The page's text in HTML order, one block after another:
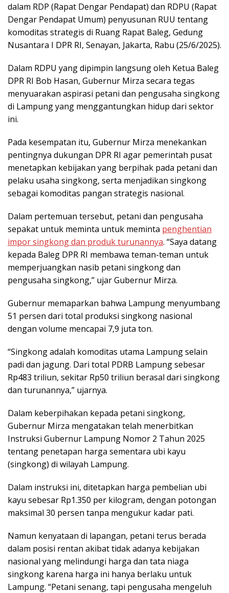
dalam RDP (Rapat Dengar Pendapat) dan RDPU (Rapat
Dengar Pendapat Umum) penyusunan RUU tentang
komoditas strategis di Ruang Rapat Baleg, Gedung
Nusantara I DPR RI, Senayan, Jakarta, Rabu (25/6/2025).
Dalam RDPU yang dipimpin langsung oleh Ketua Baleg
DPR RI Bob Hasan, Gubernur Mirza secara tegas
menyuarakan aspirasi petani dan pengusaha singkong
di Lampung yang menggantungkan hidup dari sektor
ini.
Pada kesempatan itu, Gubernur Mirza menekankan
pentingnya dukungan DPR RI agar pemerintah pusat
menetapkan kebijakan yang berpihak pada petani dan
pelaku usaha singkong, serta menjadikan singkong
sebagai komoditas pangan strategis nasional.
Dalam pertemuan tersebut, petani dan pengusaha
sepakat untuk meminta untuk meminta penghentian
impor singkong dan produk turunannya. “Saya datang
kepada Baleg DPR RI membawa teman-teman untuk
memperjuangkan nasib petani singkong dan
pengusaha singkong,” ujar Gubernur Mirza.
Gubernur memaparkan bahwa Lampung menyumbang
51 persen dari total produksi singkong nasional
dengan volume mencapai 7,9 juta ton.
“Singkong adalah komoditas utama Lampung selain
padi dan jagung. Dari total PDRB Lampung sebesar
Rp483 triliun, sekitar Rp50 triliun berasal dari singkong
dan turunannya,” ujarnya.
Dalam keberpihakan kepada petani singkong,
Gubernur Mirza mengatakan telah menerbitkan
Instruksi Gubernur Lampung Nomor 2 Tahun 2025
tentang penetapan harga sementara ubi kayu
(singkong) di wilayah Lampung.
Dalam instruksi ini, ditetapkan harga pembelian ubi
kayu sebesar Rp1.350 per kilogram, dengan potongan
maksimal 30 persen tanpa mengukur kadar pati.
Namun kenyataan di lapangan, petani terus berada
dalam posisi rentan akibat tidak adanya kebijakan
nasional yang melindungi harga dan tata niaga
singkong karena harga ini hanya berlaku untuk
Lampung. “Petani senang, tapi pengusaha mengeluh